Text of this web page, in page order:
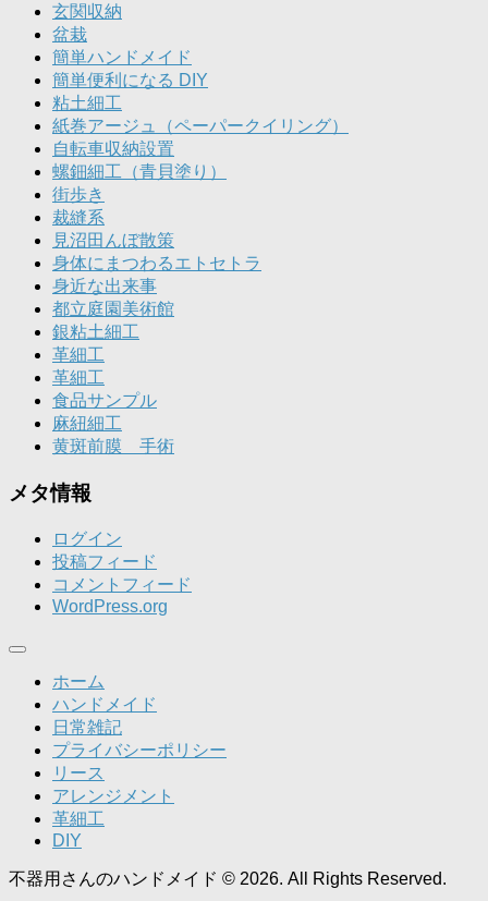
玄関収納
盆栽
簡単ハンドメイド
簡単便利になる DIY
粘土細工
紙巻アージュ（ペーパークイリング）
自転車収納設置
螺鈿細工（青貝塗り）
街歩き
裁縫系
見沼田んぼ散策
身体にまつわるエトセトラ
身近な出来事
都立庭園美術館
銀粘土細工
革細工
革細工
食品サンプル
麻紐細工
黄斑前膜 手術
メタ情報
ログイン
投稿フィード
コメントフィード
WordPress.org
ホーム
ハンドメイド
日常雑記
プライバシーポリシー
リース
アレンジメント
革細工
DIY
不器用さんのハンドメイド © 2026. All Rights Reserved.